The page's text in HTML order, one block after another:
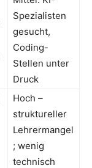
Spezialisten
gesucht,
Coding-
Stellen unter
Druck
Hoch –
struktureller
Lehrermangel
; wenig
technisch